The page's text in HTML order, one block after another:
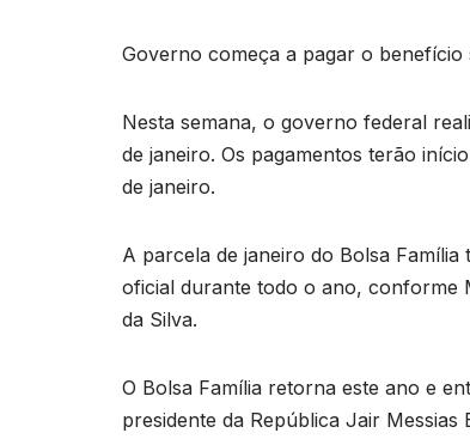
Governo começa a pagar o
Nesta semana, o governo federal
de janeiro. Os pagamentos terão
de janeiro.
A parcela de janeiro do Bolsa
oficial durante todo o ano, conforme
da Silva.
O Bolsa Família retorna este ano e
presidente da República Jair Messias